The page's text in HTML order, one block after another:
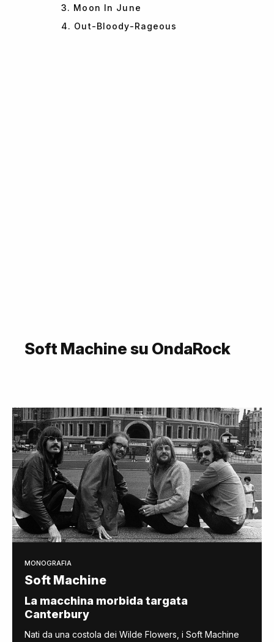
3. Moon In June
4. Out-Bloody-Rageous
Soft Machine su OndaRock
MONOGRAFIA
Soft Machine
La macchina morbida targata
Canterbury
Nati da una costola dei Wilde Flowers, i Soft Machine